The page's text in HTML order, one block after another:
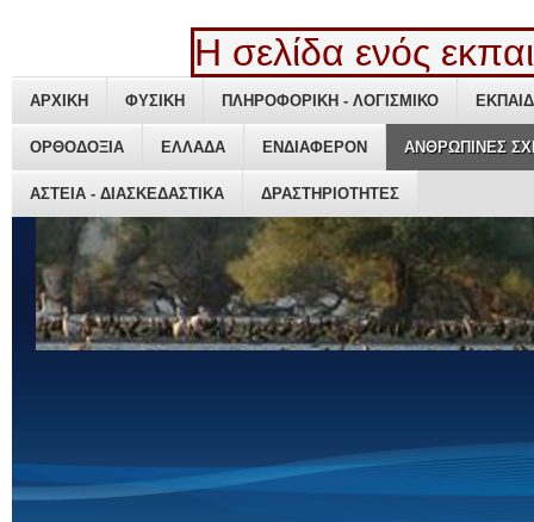
ΑΡΧΙΚΗ ΦΥΣΙΚΗ ΠΛΗΡΟΦΟΡΙΚΗ - ΛΟΓΙΣΜΙΚΟ
ΟΡΘΟΔΟΞΙΑ ΕΛΛΑΔΑ ΕΝΔΙΑΦΕΡΟΝ ΑΝΘΡΩΠΙΝΕΣ
ΑΣΤΕΙΑ - ΔΙΑΣΚΕΔΑΣΤΙΚΑ ΔΡΑΣΤΗΡΙΟΤΗΤΕΣ
ΑΡΧΙΚΗ ΦΥΣΙΚΗ ΠΛΗΡΟΦΟΡΙΚΗ - ΛΟΓΙΣΜΙΚΟ
ΟΡΘΟΔΟΞΙΑ ΕΛΛΑΔΑ ΕΝΔΙΑΦΕΡΟΝ ΑΝΘΡΩΠΙΝΕΣ
ΑΣΤΕΙΑ - ΔΙΑΣΚΕΔΑΣΤΙΚΑ ΔΡΑΣΤΗΡΙΟΤΗΤΕΣ
Η σελίδα ενός